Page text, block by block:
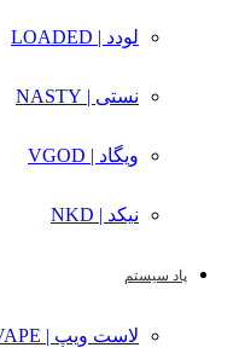
لودد | LOADED
نستی | NASTY
ویگاد | VGOD
نیکد | NKD
پاد سیستم
لاست ویپ | LOST VAPE